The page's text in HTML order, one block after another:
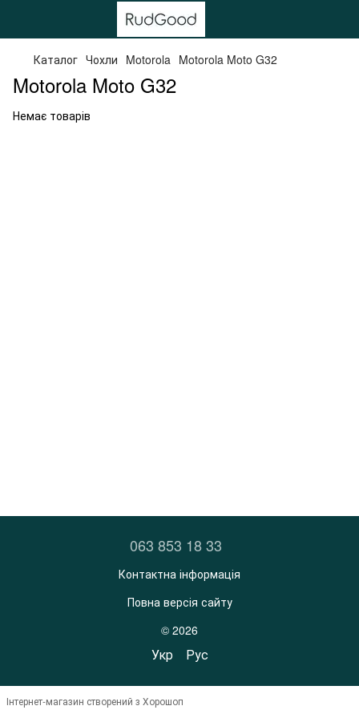
Каталог Чохли Motorola Motorola Moto G32
Motorola Moto G32
Немає товарів
063 853 18 33
Контактна інформація
Повна версія сайту
© 2026
Укр Рус
Інтернет-магазин створений з Хорошоп